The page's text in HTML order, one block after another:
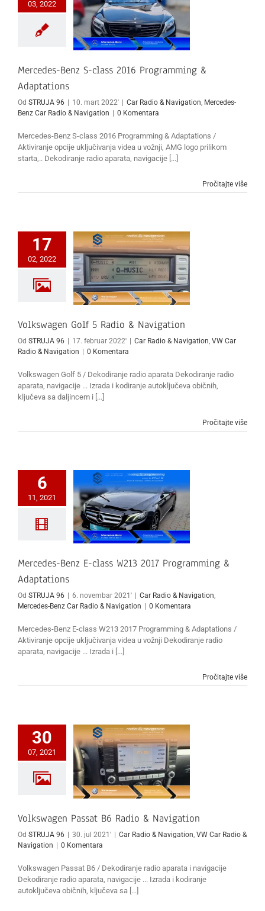
03, 2022
2016 Programming &
Adaptations
Mercedes-Benz Car Radio &
Mercedes-Benz S-class 2016 Programming &
Adaptations
Od STRUJA 96 | 10. mart 2022' | Car Radio & Navigation Mercedes-
Benz Car Radio & Navigation | 0 Komentara
Mercedes-Benz S-class 2016 Programming & Adaptations /
Aktiviranje opcije uključivanja videa u vožnji, AMG logo prilikom
starta,.. Dekodiranje radio aparata, navigacije [...]
Pročitajte više
17
02, 2022
Volkswagen Golf 5 Radio
& Navigation
VW
Car Radio & Navigation
Volkswagen Golf 5 Radio & Navigation
Od STRUJA 96 17. februar 2022' Car Radio & Navigation, VW Car
Radio & Navigation
0 Komentara
Volkswagen Golf 5 / Dekodiranje radio aparata Dekodiranje radio
aparata, navigacije ... Izrada i kodiranje autoključeva običnih,
ključeva sa daljincem i [...]
Pročitajte više
6
11, 2021
Mercedes-Benz E-class
& Adaptations
Mercedes-Benz Car Radio &
Mercedes-Benz E-class W213 2017 Programming &
Adaptations
Od STRUJA 96 6. novembar 2021' Car Radio & Navigation,
Mercedes-Benz Car Radio & Navigation
0 Komentara
Mercedes-Benz E-class W213 2017 Programming & Adaptations /
Aktiviranje opcije uključivanja videa u vožnji Dekodiranje radio
aparata, navigacije ... Izrada i [...]
Pročitajte više
30
07, 2021
VW
Car Radio & Navigation
Volkswagen Passat B6 Radio & Navigation
Od STRUJA 96 | 30. jul 2021' | Car Radio & Navigation VW Car Radio &
Navigation | 0 Komentara
Volkswagen Passat B6 / Dekodiranje radio aparata i navigacije
Dekodiranje radio aparata, navigacije ... Izrada i kodiranje
autoključeva običnih, ključeva sa [...]